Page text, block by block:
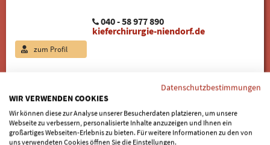
040 - 58 977 890
kieferchirurgie-niendorf.de
zum Profil
4 Spezialisten für Mini-Implantate in Hamburg Duvenstedt
Weitere Stadtteile in Hamburg:
Datenschutzbestimmungen
WIR VERWENDEN COOKIES
Wir können diese zur Analyse unserer Besucherdaten platzieren, um unsere
Webseite zu verbessern, personalisierte Inhalte anzuzeigen und Ihnen ein
großartiges Webseiten-Erlebnis zu bieten. Für weitere Informationen zu den von
uns verwendeten Cookies öffnen Sie die Einstellungen.